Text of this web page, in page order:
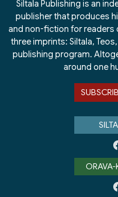
Siltala Publishing is an
publisher that produces
and non-fiction for readers
three imprints: Siltala,
publishing program.
around one
ORAVA-